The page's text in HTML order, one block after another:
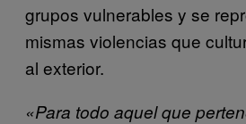
grupos vulnerables y se
mismas violencias que
al exterior.
«Para todo aquel que